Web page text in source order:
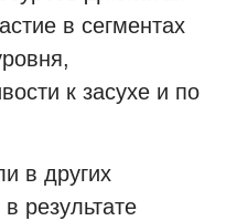
в сегментах
к засухе и по
в других
результате